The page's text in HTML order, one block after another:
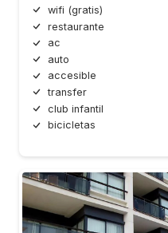
wifi (gratis)
restaurante
ac
auto
accesible
transfer
club infantil
bicicletas